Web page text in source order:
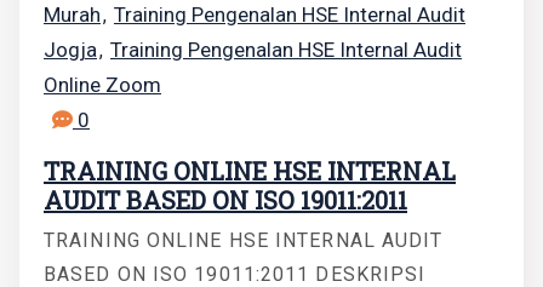
Murah, Training Pengenalan HSE Internal Audit
Jogja, Training Pengenalan HSE Internal Audit
Online Zoom
0
TRAINING ONLINE HSE INTERNAL
AUDIT BASED ON ISO 19011:2011
TRAINING ONLINE HSE INTERNAL AUDIT
BASED ON ISO 19011:2011 DESKRIPSI